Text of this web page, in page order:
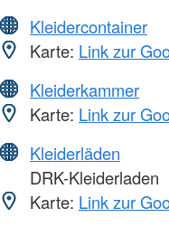
Kleidercontainer
Karte: Link zur
Kleiderkammer
Karte: Link zur
Kleiderläden
DRK-Kleiderladen
Karte: Link zur